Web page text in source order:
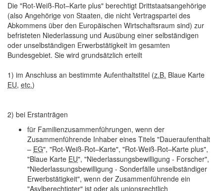
Die "Rot-Weiß-Rot–Karte plus" berechtigt Drittstaatsangehörige
(also Angehörige von Staaten, die nicht Vertragspartei des
Abkommens über den Europäischen Wirtschaftsraum sind) zur
befristeten Niederlassung und Ausübung einer selbständigen
oder unselbständigen Erwerbstätigkeit im gesamten
Bundesgebiet. Sie wird grundsätzlich erteilt
1) im Anschluss an bestimmte Aufenthaltstitel (z.B. Blaue Karte
EU, etc.)
2) bei Erstanträgen
für Familienzusammenführungen, wenn der
Zusammenführende Inhaber eines Titels "Daueraufenthalt
– EG", "Rot-Weiß-Rot–Karte", "Rot-Weiß-Rot–Karte plus",
"Blaue Karte EU", "Niederlassungsbewilligung - Forscher",
"Niederlassungsbewilligung - Sonderfälle unselbständiger
Erwerbstätigkeit", wenn der Zusammenführende ein
"Asylberechtigter" ist oder als unionsrechtlich